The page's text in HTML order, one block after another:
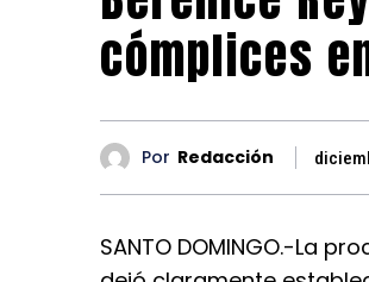
cómplices
Por Redacción
SANTO DOMINGO.-La